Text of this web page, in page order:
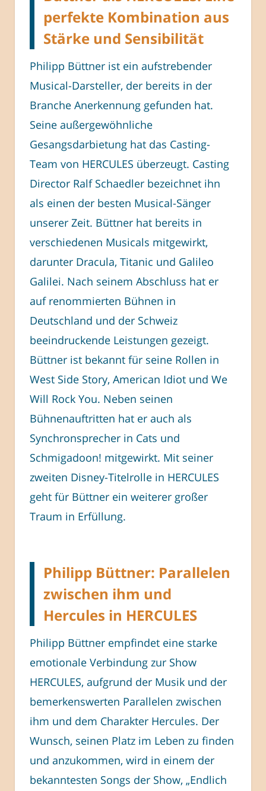
perfekte Kombination aus
Stärke und Sensibilität
Philipp Büttner ist ein aufstrebender
Musical-Darsteller, der bereits in der
Branche Anerkennung gefunden hat.
Seine außergewöhnliche
Gesangsdarbietung hat das Casting-
Team von HERCULES überzeugt. Casting
Director Ralf Schaedler bezeichnet ihn
als einen der besten Musical-Sänger
unserer Zeit. Büttner hat bereits in
verschiedenen Musicals mitgewirkt,
darunter Dracula, Titanic und Galileo
Galilei. Nach seinem Abschluss hat er
auf renommierten Bühnen in
Deutschland und der Schweiz
beeindruckende Leistungen gezeigt.
Büttner ist bekannt für seine Rollen in
West Side Story, American Idiot und We
Will Rock You. Neben seinen
Bühnenauftritten hat er auch als
Synchronsprecher in Cats und
Schmigadoon! mitgewirkt. Mit seiner
zweiten Disney-Titelrolle in HERCULES
geht für Büttner ein weiterer großer
Traum in Erfüllung.
Philipp Büttner: Parallelen
zwischen ihm und
Hercules in HERCULES
Philipp Büttner empfindet eine starke
emotionale Verbindung zur Show
HERCULES, aufgrund der Musik und der
bemerkenswerten Parallelen zwischen
ihm und dem Charakter Hercules. Der
Wunsch, seinen Platz im Leben zu finden
und anzukommen, wird in einem der
bekanntesten Songs der Show, „Endlich